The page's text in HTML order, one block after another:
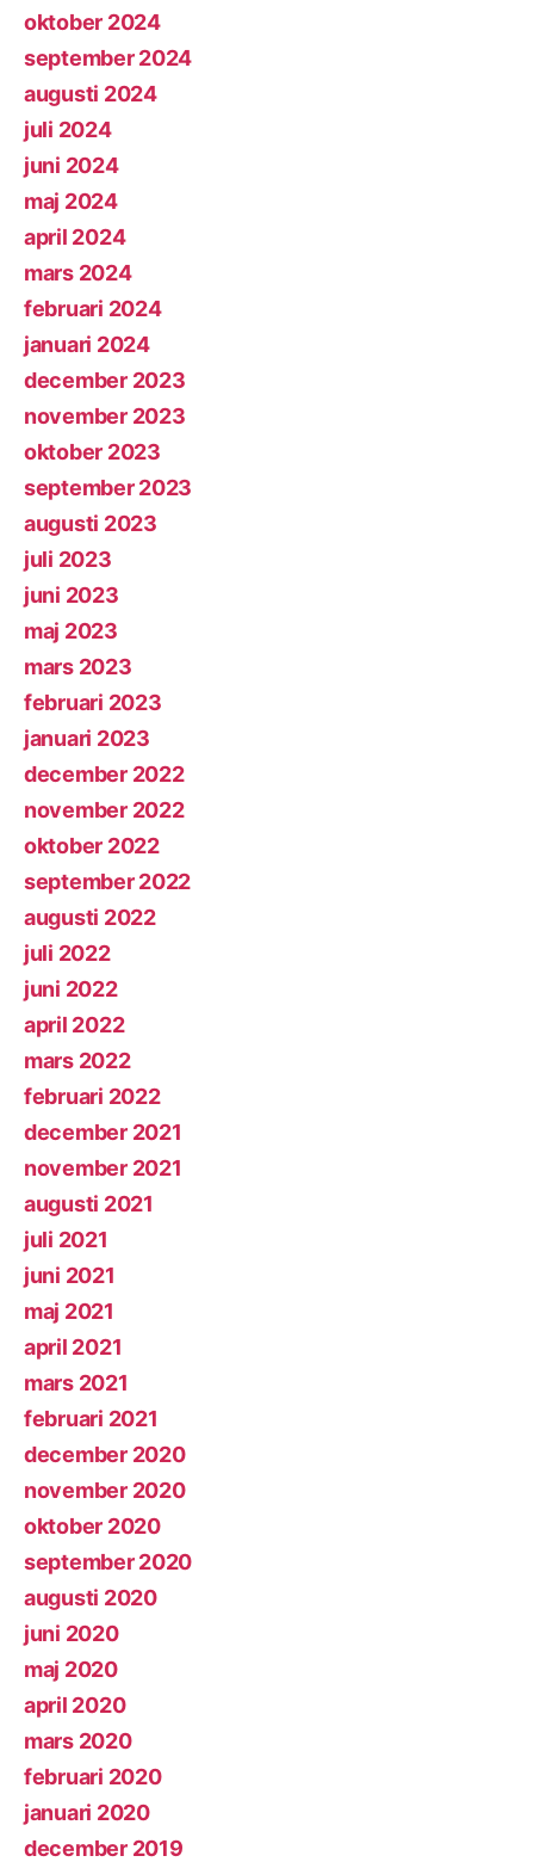
oktober 2024
september 2024
augusti 2024
juli 2024
juni 2024
maj 2024
april 2024
mars 2024
februari 2024
januari 2024
december 2023
november 2023
oktober 2023
september 2023
augusti 2023
juli 2023
juni 2023
maj 2023
mars 2023
februari 2023
januari 2023
december 2022
november 2022
oktober 2022
september 2022
augusti 2022
juli 2022
juni 2022
april 2022
mars 2022
februari 2022
december 2021
november 2021
augusti 2021
juli 2021
juni 2021
maj 2021
april 2021
mars 2021
februari 2021
december 2020
november 2020
oktober 2020
september 2020
augusti 2020
juni 2020
maj 2020
april 2020
mars 2020
februari 2020
januari 2020
december 2019